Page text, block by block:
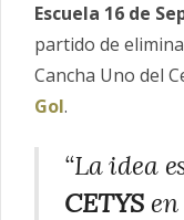
Escuela 16 de
partido de
Cancha Uno del
Gol.
“La idea
CETYS